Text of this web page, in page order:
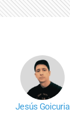
Jesús Goicuria